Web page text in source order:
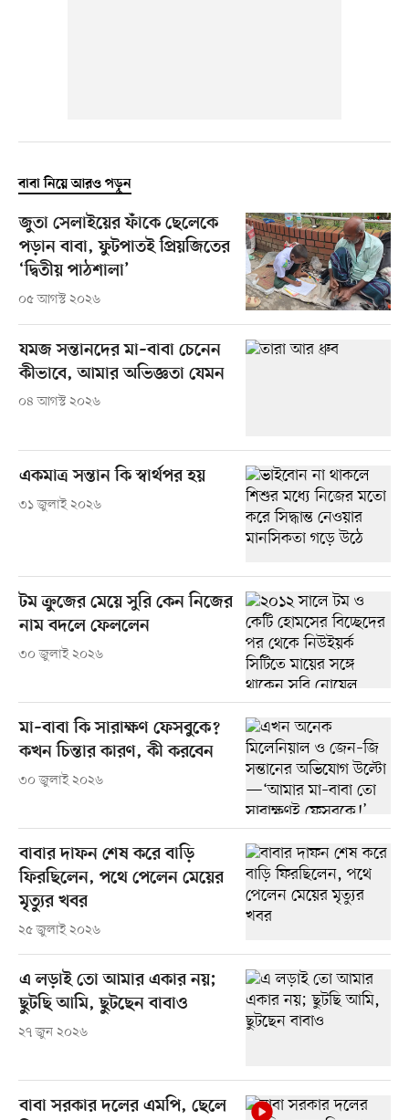
বাবা নিয়ে আরও পড়ুন
জুতা সেলাইয়ের ফাঁকে ছেলেকে
পড়ান বাবা, ফুটপাতই প্রিয়জিতের
‘দ্বিতীয় পাঠশালা’
০৫ আগস্ট ২০২৬
যমজ সন্তানদের মা–বাবা চেনেন
কীভাবে, আমার অভিজ্ঞতা যেমন
০৪ আগস্ট ২০২৬
একমাত্র সন্তান কি স্বার্থপর হয়
৩১ জুলাই ২০২৬
টম ক্রুজের মেয়ে সুরি কেন নিজের
নাম বদলে ফেললেন
৩০ জুলাই ২০২৬
মা–বাবা কি সারাক্ষণ ফেসবুকে?
কখন চিন্তার কারণ, কী করবেন
৩০ জুলাই ২০২৬
বাবার দাফন শেষ করে বাড়ি
ফিরছিলেন, পথে পেলেন মেয়ের
মৃত্যুর খবর
২৫ জুলাই ২০২৬
এ লড়াই তো আমার একার নয়;
ছুটছি আমি, ছুটছেন বাবাও
২৭ জুন ২০২৬
বাবা সরকার দলের এমপি, ছেলে